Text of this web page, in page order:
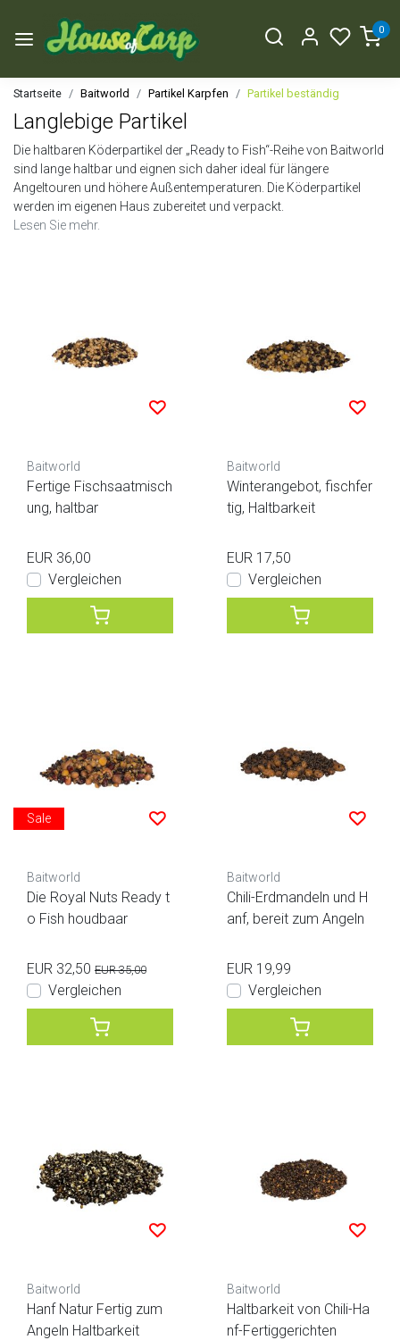
0
Startseite Baitworld Partikel Karpfen Partikel beständig
Langlebige Partikel
Die haltbaren Köderpartikel der „Ready to Fish“-Reihe von Baitworld
sind lange haltbar und eignen sich daher ideal für längere
Angeltouren und höhere Außentemperaturen. Die Köderpartikel
werden im eigenen Haus zubereitet und verpackt.
Lesen Sie mehr.
Baitworld
Fertige Fischsaatmisch
ung, haltbar
EUR 36,00
Vergleichen
Baitworld
Winterangebot, fischfer
tig, Haltbarkeit
EUR 17,50
Vergleichen
Sale
Baitworld
Die Royal Nuts Ready t
o Fish houdbaar
EUR 32,50 EUR 35,00
Vergleichen
Baitworld
Chili-Erdmandeln und H
anf, bereit zum Angeln
EUR 19,99
Vergleichen
Baitworld
Hanf Natur Fertig zum
Angeln Haltbarkeit
Baitworld
Haltbarkeit von Chili-Ha
nf-Fertiggerichten